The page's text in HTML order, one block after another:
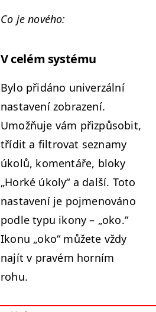
Co je nového:
V celém systému
Bylo přidáno uni­verzál­ní
nas­tavení zobrazení.
Umožňu­je vám přizpů­so­bit,
třídit a fil­trovat sez­namy
úkolů, komen­táře, bloky
„Horké úkoly“ a další. Toto
nas­tavení je poj­men­ováno
podle typu ikony – „oko.“
Ikonu „oko“ můžete vždy
najít v pravém horním
rohu.